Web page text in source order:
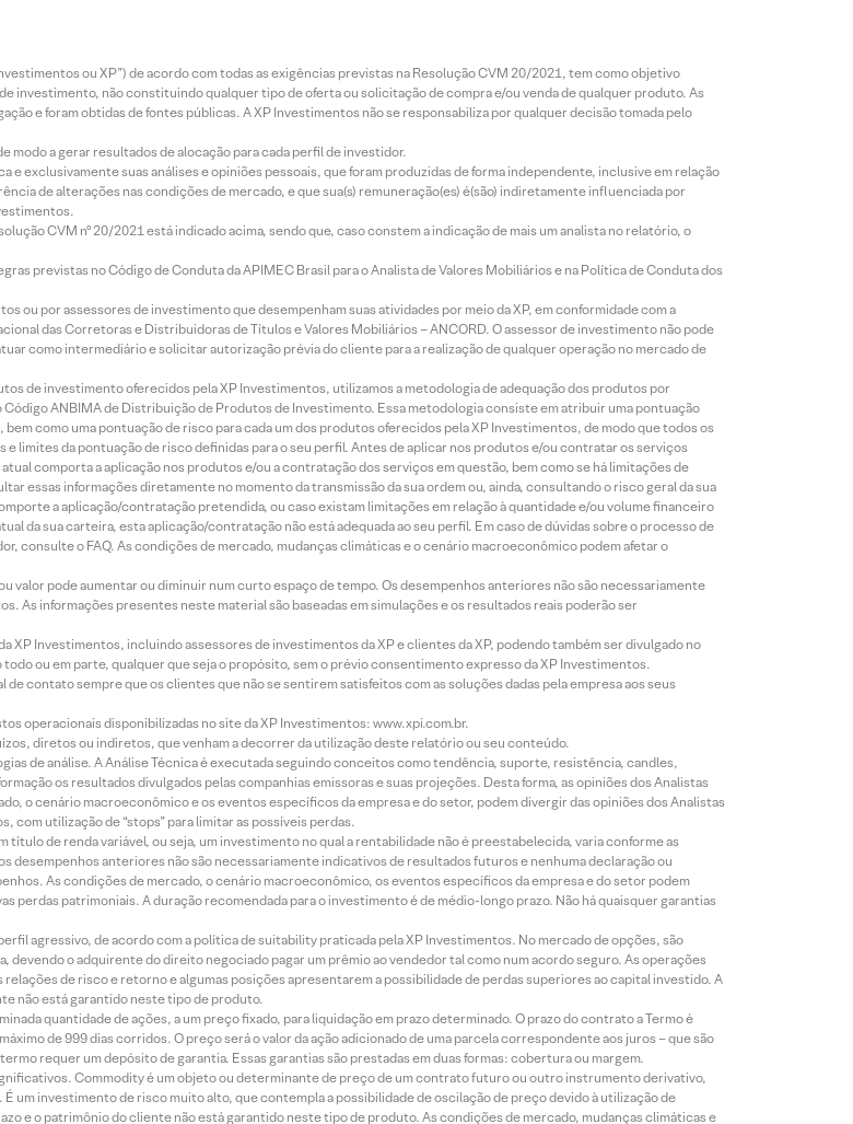
ou XP”) de acordo com todas as exigências previstas na Resolução CVM 20/2021, tem como objetivo
investimento, não constituindo qualquer tipo de oferta ou solicitação de compra e/ou venda de qualquer produto. As
e foram obtidas de fontes públicas. A XP Investimentos não se responsabiliza por qualquer decisão tomada pelo
a gerar resultados de alocação para cada perfil de investidor.
exclusivamente suas análises e opiniões pessoais, que foram produzidas de forma independente, inclusive em relação
de alterações nas condições de mercado, e que sua(s) remuneração(es) é(são) indiretamente influenciada por
CVM nº 20/2021 está indicado acima, sendo que, caso constem a indicação de mais um analista no relatório, o
previstas no Código de Conduta da APIMEC Brasil para o Analista de Valores Mobiliários e na Política de Conduta dos
ou por assessores de investimento que desempenham suas atividades por meio da XP, em conformidade com a
das Corretoras e Distribuidoras de Títulos e Valores Mobiliários – ANCORD. O assessor de investimento não pode
como intermediário e solicitar autorização prévia do cliente para a realização de qualquer operação no mercado de
de investimento oferecidos pela XP Investimentos, utilizamos a metodologia de adequação dos produtos por
ANBIMA de Distribuição de Produtos de Investimento. Essa metodologia consiste em atribuir uma pontuação
como uma pontuação de risco para cada um dos produtos oferecidos pela XP Investimentos, de modo que todos os
limites da pontuação de risco definidas para o seu perfil. Antes de aplicar nos produtos e/ou contratar os serviços
comporta a aplicação nos produtos e/ou a contratação dos serviços em questão, bem como se há limitações de
essas informações diretamente no momento da transmissão da sua ordem ou, ainda, consultando o risco geral da sua
a aplicação/contratação pretendida, ou caso existam limitações em relação à quantidade e/ou volume financeiro
da sua carteira, esta aplicação/contratação não está adequada ao seu perfil. Em caso de dúvidas sobre o processo de
consulte o FAQ. As condições de mercado, mudanças climáticas e o cenário macroeconômico podem afetar o
pode aumentar ou diminuir num curto espaço de tempo. Os desempenhos anteriores não são necessariamente
As informações presentes neste material são baseadas em simulações e os resultados reais poderão ser
XP Investimentos, incluindo assessores de investimentos da XP e clientes da XP, podendo também ser divulgado no
ou em parte, qualquer que seja o propósito, sem o prévio consentimento expresso da XP Investimentos.
contato sempre que os clientes que não se sentirem satisfeitos com as soluções dadas pela empresa aos seus
operacionais disponibilizadas no site da XP Investimentos: www.xpi.com.br.
diretos ou indiretos, que venham a decorrer da utilização deste relatório ou seu conteúdo.
de análise. A Análise Técnica é executada seguindo conceitos como tendência, suporte, resistência, candles,
os resultados divulgados pelas companhias emissoras e suas projeções. Desta forma, as opiniões dos Analistas
o cenário macroeconômico e os eventos específicos da empresa e do setor, podem divergir das opiniões dos Analistas
com utilização de “stops” para limitar as possíveis perdas.
título de renda variável, ou seja, um investimento no qual a rentabilidade não é preestabelecida, varia conforme as
desempenhos anteriores não são necessariamente indicativos de resultados futuros e nenhuma declaração ou
As condições de mercado, o cenário macroeconômico, os eventos específicos da empresa e do setor podem
patrimoniais. A duração recomendada para o investimento é de médio-longo prazo. Não há quaisquer garantias
agressivo, de acordo com a política de suitability praticada pela XP Investimentos. No mercado de opções, são
devendo o adquirente do direito negociado pagar um prêmio ao vendedor tal como num acordo seguro. As operações
de risco e retorno e algumas posições apresentarem a possibilidade de perdas superiores ao capital investido. A
não está garantido neste tipo de produto.
quantidade de ações, a um preço fixado, para liquidação em prazo determinado. O prazo do contrato a Termo é
de 999 dias corridos. O preço será o valor da ação adicionado de uma parcela correspondente aos juros – que são
requer um depósito de garantia. Essas garantias são prestadas em duas formas: cobertura ou margem.
Commodity é um objeto ou determinante de preço de um contrato futuro ou outro instrumento derivativo,
um investimento de risco muito alto, que contempla a possibilidade de oscilação de preço devido à utilização de
e o patrimônio do cliente não está garantido neste tipo de produto. As condições de mercado, mudanças climáticas e